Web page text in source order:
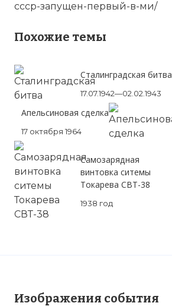
ссср-запущен-первый-в-ми/
Похожие темы
Сталинградская битва
17.07.1942—02.02.1943
Апельсиновая сделка
17 октября 1964
Самозарядная
винтовка ситемы
Токарева СВТ-38
1938 год
Изображения события
☓